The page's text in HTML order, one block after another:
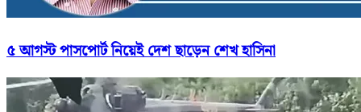
৫ আগস্ট পাসপোর্ট নিয়েই দেশ ছাড়েন শেখ হাসিনা